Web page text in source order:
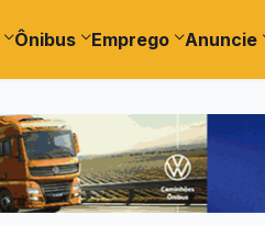
Ônibus Emprego Anuncie